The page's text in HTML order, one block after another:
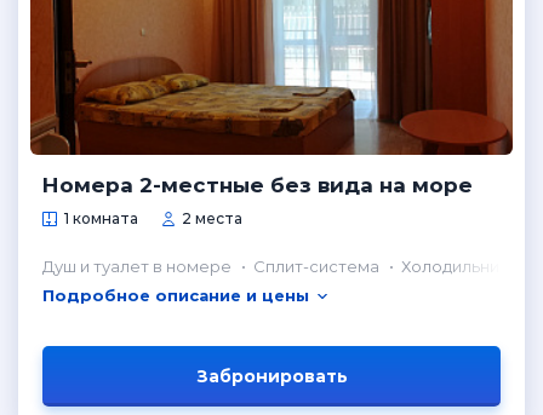
Номера 2-местные без вида на море
1 комната 2 места
Душ и туалет в номере Сплит-система
Холодильник в
Подробное описание и цены
Забронировать